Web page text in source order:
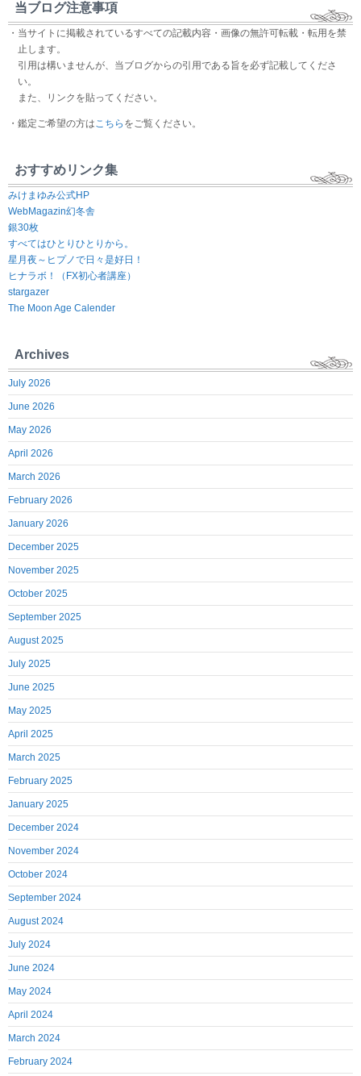
当ブログ注意事項
・当サイトに掲載されているすべての記載内容・画像の無許可転載・転用を禁
止します。
引用は構いませんが、当ブログからの引用である旨を必ず記載してくださ
い。
また、リンクを貼ってください。
・鑑定ご希望の方はこちら をご覧ください。
おすすめリンク集
みけまゆみ公式HP
WebMagazin幻冬舎
銀30枚
すべてはひとりひとりから。
星月夜～ヒプノで日々是好日！
ヒナラボ！（FX初心者講座）
stargazer
The Moon Age Calender
Archives
July 2026
June 2026
May 2026
April 2026
March 2026
February 2026
January 2026
December 2025
November 2025
October 2025
September 2025
August 2025
July 2025
June 2025
May 2025
April 2025
March 2025
February 2025
January 2025
December 2024
November 2024
October 2024
September 2024
August 2024
July 2024
June 2024
May 2024
April 2024
March 2024
February 2024